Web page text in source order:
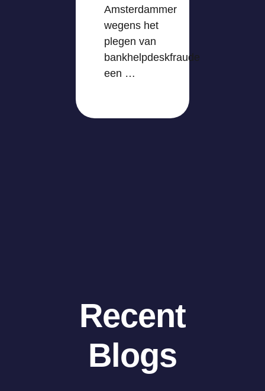
Amsterdammer
wegens het
plegen van
bankhelpdeskfraude
een …
Recent
Blogs